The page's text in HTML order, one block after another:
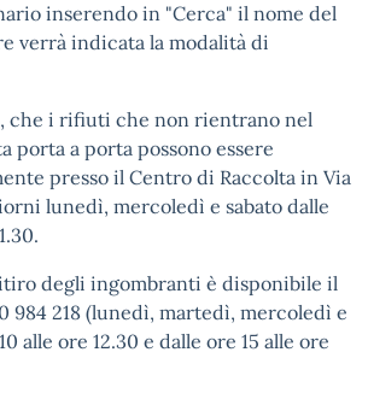
inserendo in "Cerca" il nome del
verrà indicata la modalità di
che i rifiuti che non rientrano nel
porta a porta possono essere
presso il Centro di Raccolta in Via
lunedì, mercoledì e sabato dalle
degli ingombranti è disponibile il
984 218 (lunedì, martedì, mercoledì e
alle ore 12.30 e dalle ore 15 alle ore